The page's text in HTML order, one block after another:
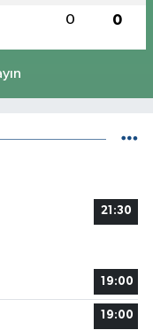
0 0
21:30
19:00
19:00